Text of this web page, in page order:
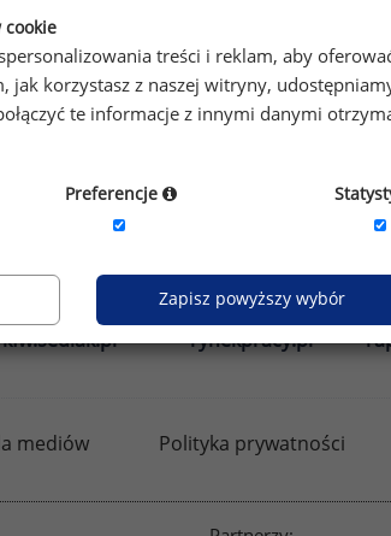
posiadasz dostęp, do pełnego raportu
raporty dla pozostałych.
kfw.sedlak.pl rynekpracy.pl
mediów Polityka prywatności
treści i reklam, aby
jak korzystasz z naszej witryny,
te informacje z innymi danymi
Preferencje
Zapisz powyższy wybór